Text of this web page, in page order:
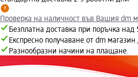
Проверка на наличност във Вашия dm
Безплатна доставка при поръчка над
Експресно получаване от dm
Разнообразни начини на плащане.